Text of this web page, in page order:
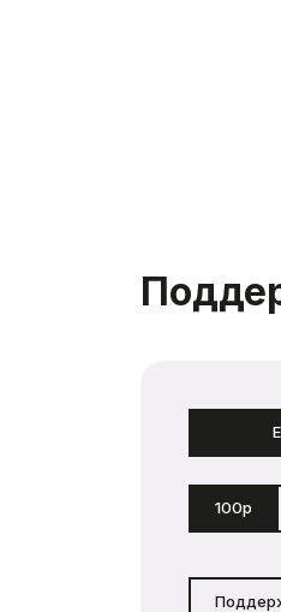
100р